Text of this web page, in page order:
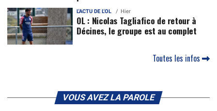
L'ACTU DE L'OL Hier
OL : Nicolas Tagliafico de retour à
Décines, le groupe est au complet
Toutes les infos
VOUS AVEZ LA PAROLE